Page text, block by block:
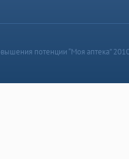
потенции “Моя аптека”